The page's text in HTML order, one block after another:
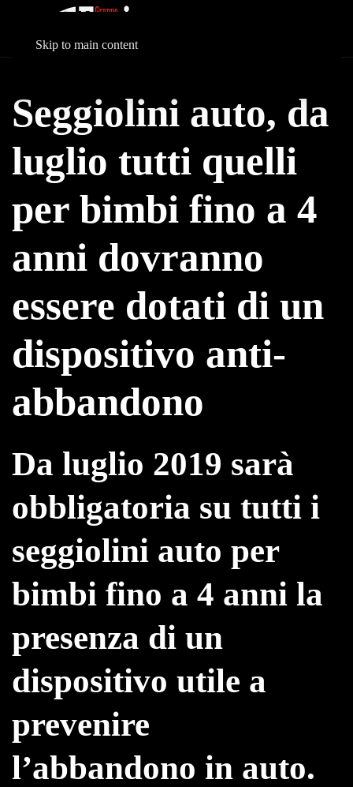
Skip to main content
Seggiolini auto, da
luglio tutti quelli
per bimbi fino a 4
anni dovranno
essere dotati di un
dispositivo anti-
abbandono
Da luglio 2019 sarà
obbligatoria su tutti i
seggiolini auto per
bimbi fino a 4 anni la
presenza di un
dispositivo utile a
prevenire
l’abbandono in auto.